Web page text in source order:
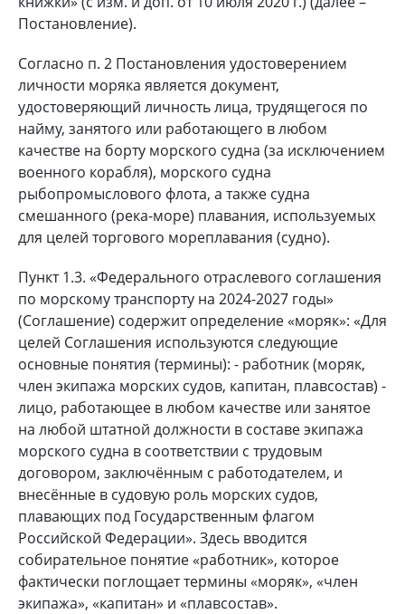
Постановление).
Согласно п. 2 Постановления удостоверением
личности моряка является документ,
удостоверяющий личность лица, трудящегося по
найму, занятого или работающего в любом
качестве на борту морского судна (за исключением
военного корабля), морского судна
рыбопромыслового флота, а также судна
смешанного (река-море) плавания, используемых
для целей торгового мореплавания (судно).
Пункт 1.3. «Федерального отраслевого соглашения
по морскому транспорту на 2024-2027 годы»
(Соглашение) содержит определение «моряк»: «Для
целей Соглашения используются следующие
основные понятия (термины): - работник (моряк,
член экипажа морских судов, капитан, плавсостав) -
лицо, работающее в любом качестве или занятое
на любой штатной должности в составе экипажа
морского судна в соответствии с трудовым
договором, заключённым с работодателем, и
внесённые в судовую роль морских судов,
плавающих под Государственным флагом
Российской Федерации». Здесь вводится
собирательное понятие «работник», которое
фактически поглощает термины «моряк», «член
экипажа», «капитан» и «плавсостав».